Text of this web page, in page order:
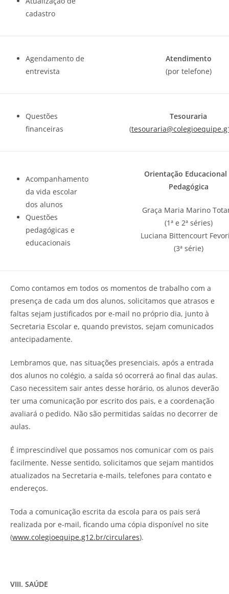
cadastro
Agendamento de
entrevista
Atendimento
(por telefone)
Questões
financeiras
Tesouraria
(
Acompanhamento
da vida escolar
dos alunos
Questões
pedagógicas e
educacionais
Orientação Educacional
Pedagógica
Graça Maria Marino
(1ª e 2ª séries)
Luciana Bittencourt
(3ª série)
Como contamos em todos os momentos de trabalho com a
presença de cada um dos alunos, solicitamos que atrasos e
faltas sejam justificados por e-mail no próprio dia, junto à
Secretaria Escolar e, quando previstos, sejam comunicados
antecipadamente.
Lembramos que, nas situações presenciais, após a entrada
dos alunos no colégio, a saída só ocorrerá ao final das aulas.
Caso necessitem sair antes desse horário, os alunos deverão
ter uma comunicação por escrito dos pais, e a coordenação
avaliará o pedido. Não são permitidas saídas no decorrer de
aulas.
É imprescindível que possamos nos comunicar com os pais
facilmente. Nesse sentido, solicitamos que sejam mantidos
atualizados na Secretaria e-mails, telefones para contato e
endereços.
Toda a comunicação escrita da escola para os pais será
realizada por e-mail, ficando uma cópia disponível no site
(www.colegioequipe.g12.br/circulares).
VIII. SAÚDE